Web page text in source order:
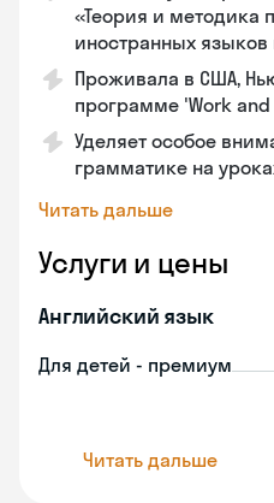
«Теория и методика
иностранных языков
Проживала в США,
программе 'Work and
Уделяет особое
грамматике на
Читать дальше
Услуги и цены
Английский язык
Для детей - премиум
Читать дальше